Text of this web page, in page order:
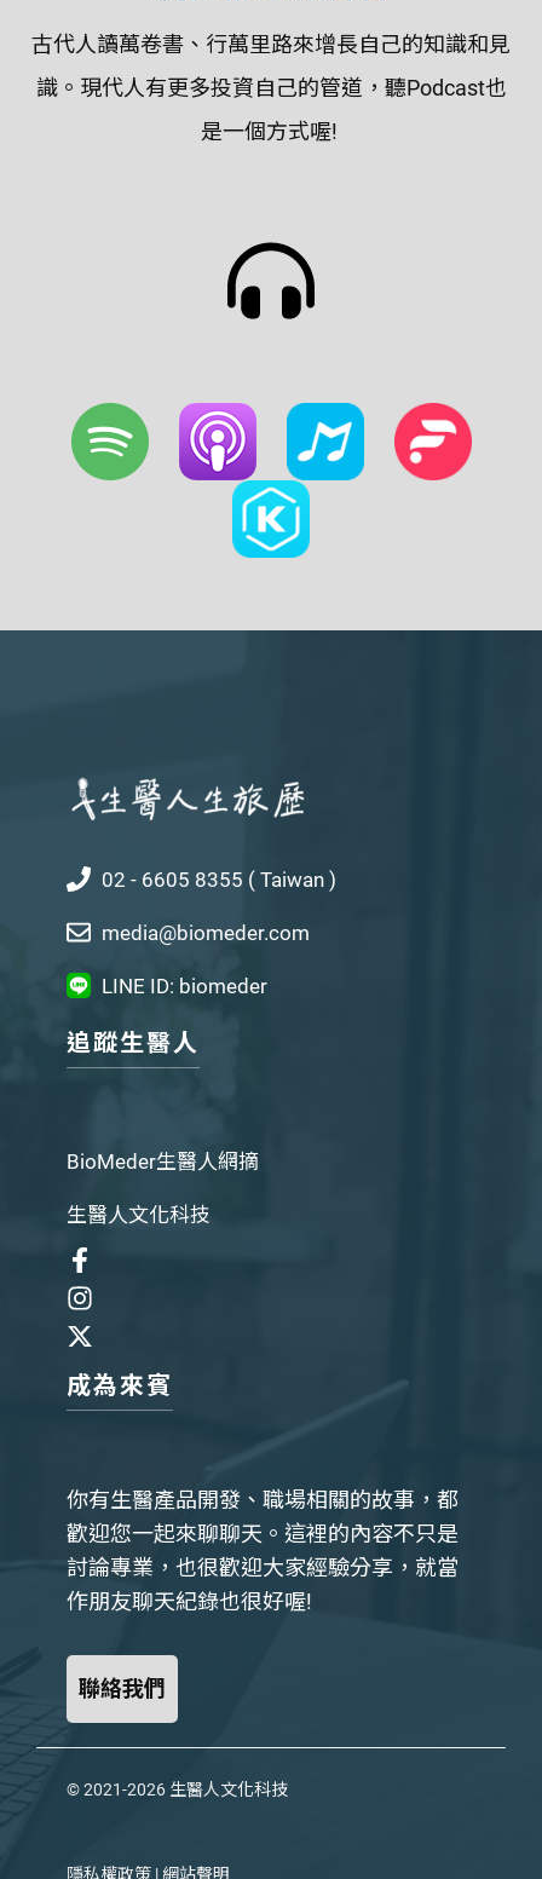
古代人讀萬卷書、行萬里路來增長自己的知識和見
識。現代人有更多投資自己的管道，聽Podcast也
是一個方式喔!
02 - 6605 8355 ( Taiwan )
media@biomeder.com
LINE ID: biomeder
追蹤生醫人
BioMeder生醫人網摘
生醫人文化科技
成為來賓
你有生醫產品開發、職場相關的故事，都
歡迎您一起來聊聊天。這裡的內容不只是
討論專業，也很歡迎大家經驗分享，就當
作朋友聊天紀錄也很好喔!
聯絡我們
© 2021-2026 生醫人文化科技
隱私權政策 | 網站聲明